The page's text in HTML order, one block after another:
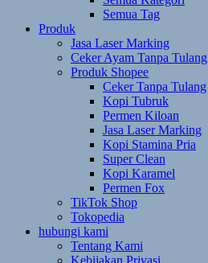
Semua Tag
Produk
Jasa Laser Marking
Ceker Ayam Tanpa Tulang
Produk Shopee
Ceker Tanpa Tulang
Kopi Tubruk
Permen Kiloan
Jasa Laser Marking
Kopi Stamina Pria
Super Clean
Kopi Karamel
Permen Fox
TikTok Shop
Tokopedia
hubungi kami
Tentang Kami
Kebijakan Privasi